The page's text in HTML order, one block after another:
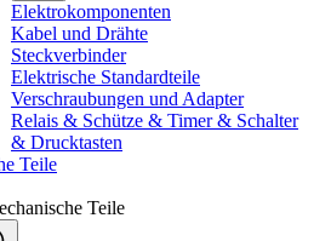
Elektrokomponenten
Kabel und Drähte
Steckverbinder
Elektrische Standardteile
Verschraubungen und Adapter
Relais & Schütze & Timer & Schalter
& Drucktasten
Teile
Teile